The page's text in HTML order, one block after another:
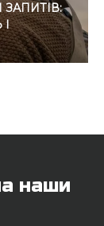
наши